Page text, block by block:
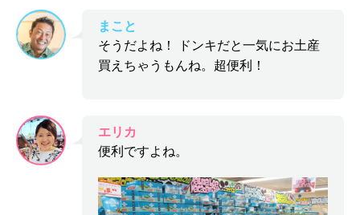
まこと
そうだよね！ ドンキだと一気にお土産
買えちゃうもんね。超便利！
エリカ
便利ですよね。